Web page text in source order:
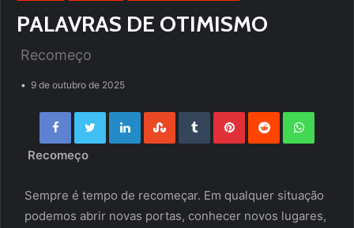
PALAVRAS DE OTIMISMO
Recomeço
9 de outubro de 2025
Facebook Twitter LinkedIn StumbleUpon Tumblr Pinterest Reddit
Recomeço
Sempre é tempo de recomeçar. Em qualquer situação
podemos abrir novas portas, conhecer novos lugares,